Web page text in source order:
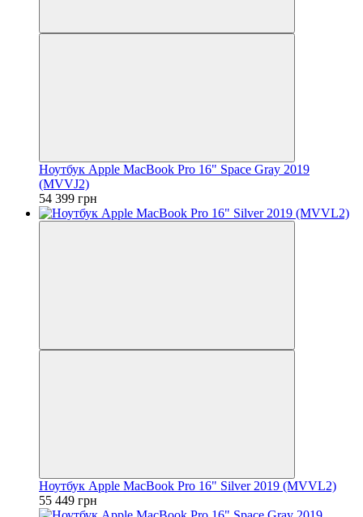
Ноутбук Apple MacBook Pro 16" Space Gray 2019
(MVVJ2)
54 399 грн
Ноутбук Apple MacBook Pro 16" Silver 2019 (MVVL2)
55 449 грн